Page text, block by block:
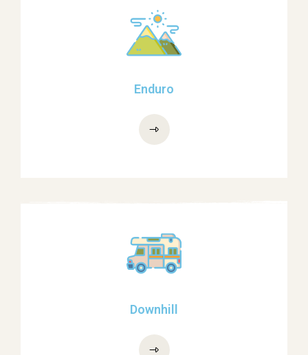
Enduro
Downhill